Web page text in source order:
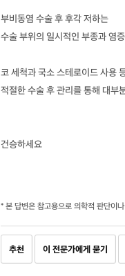
부비동염 수술 후 후각 저하는
수술 부위의 일시적인 부종과 염
코 세척과 국소 스테로이드 사용
적절한 수술 후 관리를 통해 대부
건승하세요
* 본 답변은 참고용으로 의학적 판단이
추천 이 전문가에게 묻기